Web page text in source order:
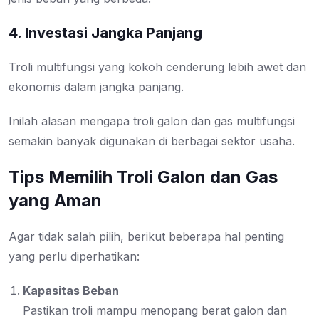
4. Investasi Jangka Panjang
Troli multifungsi yang kokoh cenderung lebih awet dan
ekonomis dalam jangka panjang.
Inilah alasan mengapa troli galon dan gas multifungsi
semakin banyak digunakan di berbagai sektor usaha.
Tips Memilih Troli Galon dan Gas
yang Aman
Agar tidak salah pilih, berikut beberapa hal penting
yang perlu diperhatikan:
Kapasitas Beban
Pastikan troli mampu menopang berat galon dan